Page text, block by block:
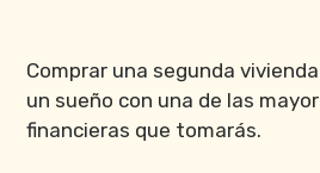
Comprar una segunda
un sueño con una de las
financieras que tomarás.